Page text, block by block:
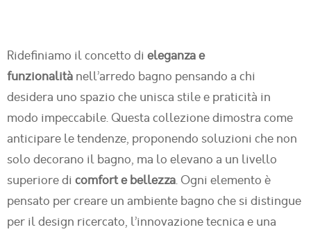
Ridefiniamo il concetto di eleganza e
funzionalità nell’arredo bagno pensando a chi
desidera uno spazio che unisca stile e praticità in
modo impeccabile. Questa collezione dimostra come
anticipare le tendenze, proponendo soluzioni che non
solo decorano il bagno, ma lo elevano a un livello
superiore di comfort e bellezza. Ogni elemento è
pensato per creare un ambiente bagno che si distingue
per il design ricercato, l’innovazione tecnica e una